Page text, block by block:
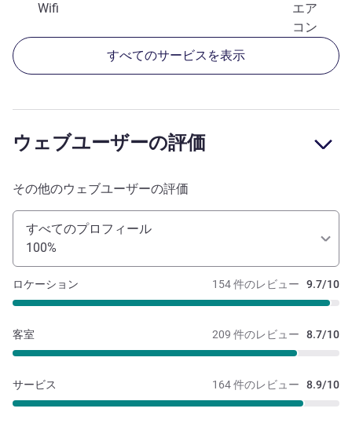
Wifi
エア
コン
すべてのサービスを表示
ウェブユーザーの評価
その他のウェブユーザーの評価
すべてのプロフィール
100%
154 件のレビュー 9.7/10
ロケーション
209 件のレビュー 8.7/10
客室
164 件のレビュー 8.9/10
サービス